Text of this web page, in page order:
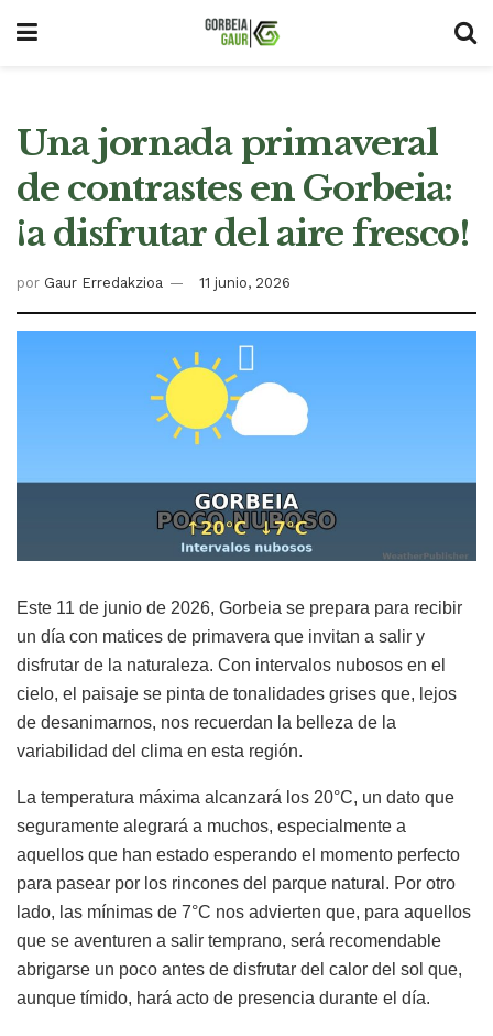
Una jornada primaveral
de contrastes en Gorbeia:
¡a disfrutar del aire fresco!
por Gaur Erredakzioa 11 junio, 2026
Este 11 de junio de 2026, Gorbeia se prepara para recibir
un día con matices de primavera que invitan a salir y
disfrutar de la naturaleza. Con intervalos nubosos en el
cielo, el paisaje se pinta de tonalidades grises que, lejos
de desanimarnos, nos recuerdan la belleza de la
variabilidad del clima en esta región.
La temperatura máxima alcanzará los 20°C, un dato que
seguramente alegrará a muchos, especialmente a
aquellos que han estado esperando el momento perfecto
para pasear por los rincones del parque natural. Por otro
lado, las mínimas de 7°C nos advierten que, para aquellos
que se aventuren a salir temprano, será recomendable
abrigarse un poco antes de disfrutar del calor del sol que,
aunque tímido, hará acto de presencia durante el día.